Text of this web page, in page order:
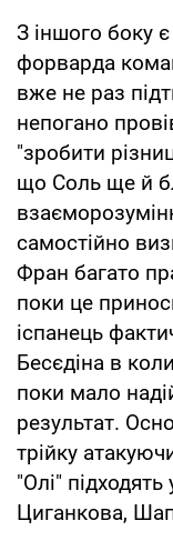
З іншого боку
форварда
вже не раз
непогано
"зробити
що Соль ще й
самостійно
Фран багато
поки це
іспанець
Бесєдіна в
поки мало
результат.
трійку
"Олі"
Циганкова,